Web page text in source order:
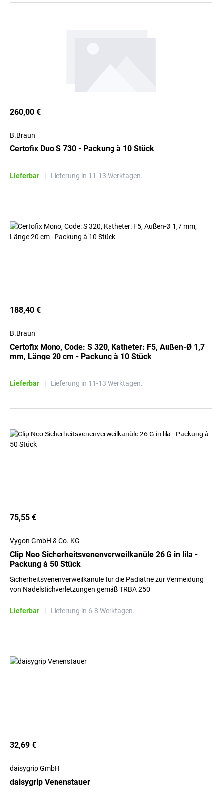
260,00 €
B.Braun
Certofix Duo S 730 - Packung à 10 Stück
Lieferbar | Lieferung in 11-13 Werktagen.
188,40 €
B.Braun
Certofix Mono, Code: S 320, Katheter: F5, Außen-Ø 1,7
mm, Länge 20 cm - Packung à 10 Stück
Lieferbar | Lieferung in 11-13 Werktagen.
75,55 €
Vygon GmbH & Co. KG
Clip Neo Sicherheitsvenenverweilkanüle 26 G in lila -
Packung à 50 Stück
Sicherheitsvenenverweilkanüle für die Pädiatrie zur Vermeidung
von Nadelstichverletzungen gemäß TRBA 250
Lieferbar | Lieferung in 6-8 Werktagen.
32,69 €
daisygrip GmbH
daisygrip Venenstauer